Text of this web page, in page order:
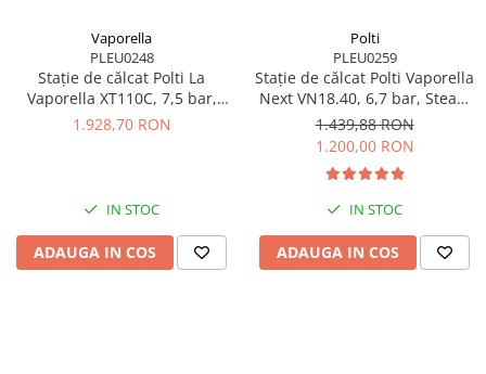
Vaporella
PLEU0248
Stație de călcat Polti La
Vaporella XT110C, 7,5 bar,
Steam Pulse 500 g
1.928,70 RON
IN STOC
ADAUGA IN COS
Polti
PLEU0259
Stație de călcat Polti Vaporella
Next VN18.40, 6,7 bar, Steam
Pulse 430 g
1.439,88 RON
1.200,00 RON
IN STOC
ADAUGA IN COS